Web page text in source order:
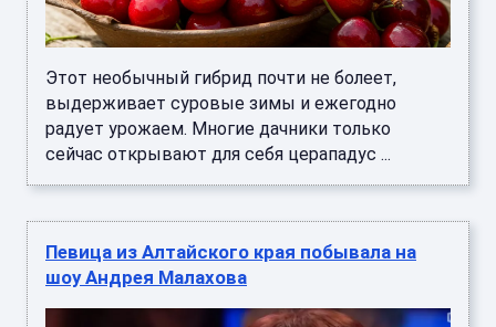
Этот необычный гибрид почти не болеет,
выдерживает суровые зимы и ежегодно
радует урожаем. Многие дачники только
сейчас открывают для себя церападус ...
Певица из Алтайского края побывала на
шоу Андрея Малахова